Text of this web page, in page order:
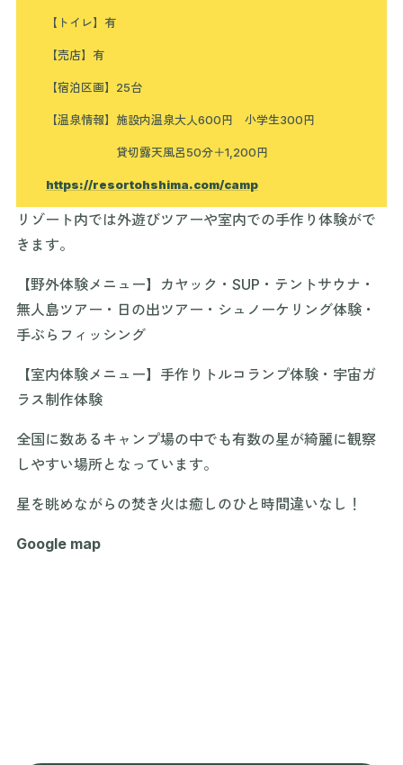
【トイレ】有
【売店】有
【宿泊区画】25台
【温泉情報】施設内温泉大人600円 小学生300円
貸切露天風呂50分＋1,200円
https://resortohshima.com/camp
リゾート内では外遊びツアーや室内での手作り体験がで
きます。
【野外体験メニュー】カヤック・SUP・テントサウナ・
無人島ツアー・日の出ツアー・シュノーケリング体験・
手ぶらフィッシング
【室内体験メニュー】手作りトルコランプ体験・宇宙ガ
ラス制作体験
全国に数あるキャンプ場の中でも有数の星が綺麗に観察
しやすい場所となっています。
星を眺めながらの焚き火は癒しのひと時間違いなし！
Google map